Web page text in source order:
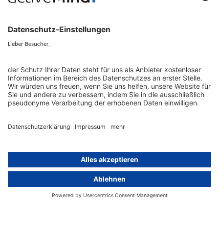
Services
EU-Vertreter
Konzern-Datenschutz
KI und Datenschutz
Hinweisgebersystem mit
Whistleblowing-Ombudsperson
Ratgeber und Artikel
Wichtige Gesetze als Volltext
Unsere Experten
Kontakt
Datenschutzhinweise
activeMind.ch (Schweiz)
activeMind.uk (Vereinigtes
Königreich)
Compliance-Portal